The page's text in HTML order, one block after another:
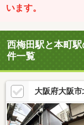
います。
西梅田駅と本町
件一覧
大阪府大阪